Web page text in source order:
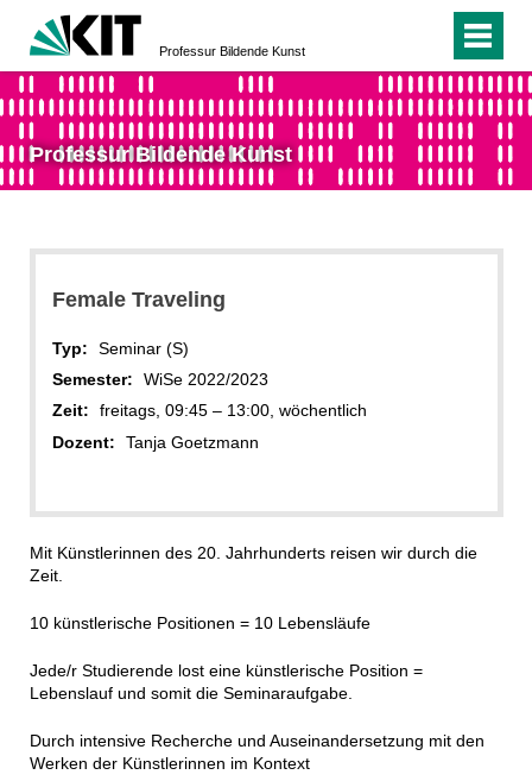
Professur Bildende Kunst
Professur Bildende Kunst
Female Traveling
Typ:
Seminar (S)
Semester:
WiSe 2022/2023
Zeit:
freitags, 09:45 – 13:00, wöchentlich
Dozent:
Tanja Goetzmann
Mit Künstlerinnen des 20. Jahrhunderts reisen wir durch die
Zeit.
10 künstlerische Positionen = 10 Lebensläufe
Jede/r Studierende lost eine künstlerische Position =
Lebenslauf und somit die Seminaraufgabe.
Durch intensive Recherche und Auseinandersetzung mit den
Werken der Künstlerinnen im Kontext